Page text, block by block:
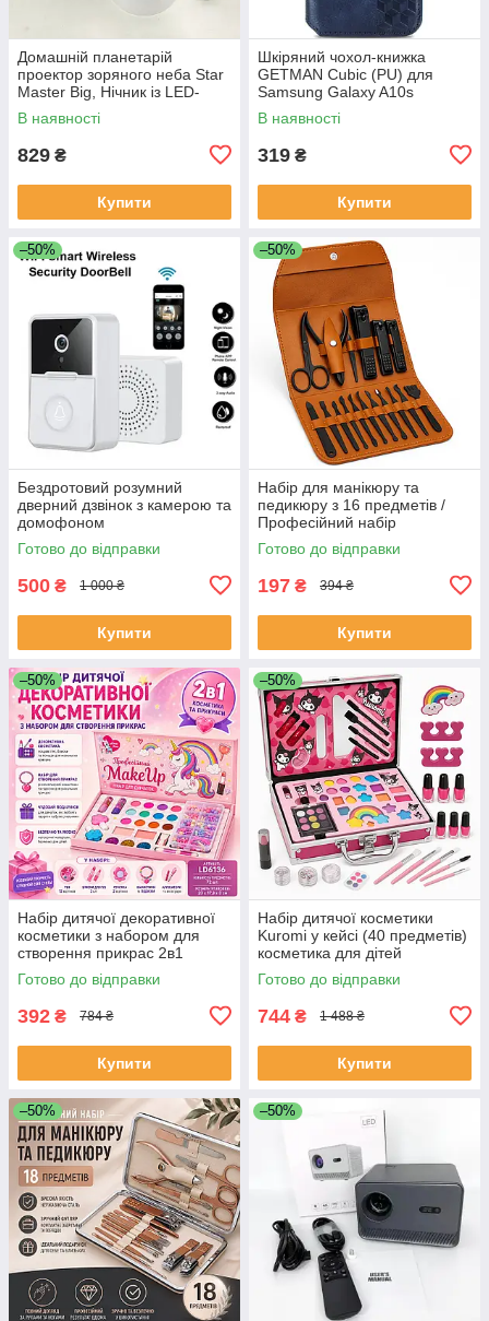
Домашній планетарій
проектор зоряного неба Star
Master Big, Нічник із LED-
підсвічуванням від USB QX-
45
В наявності
829 ₴
Купити
Шкіряний чохол-книжка
GETMAN Cubic (PU) для
Samsung Galaxy A10s
В наявності
319 ₴
Купити
–50%
Бездротовий розумний
дверний дзвінок з камерою та
домофоном
водонепроникний DF-37
Готово до відправки
500 ₴ 1 000 ₴
Купити
–50%
Набір для манікюру та
педикюру з 16 предметів /
Професійний набір
інструментів 16 в 1 з
нержавіючої сталі у футлярі
Готово до відправки
197 ₴ 394 ₴
Купити
–50%
Набір дитячої декоративної
косметики з набором для
створення прикрас 2в1
MakeUp Набір для дівчаток
BC-25
Готово до відправки
392 ₴ 784 ₴
Купити
–50%
Набір дитячої косметики
Kuromi у кейсі (40 предметів)
косметика для дітей
косметика дитяча YF-93
Готово до відправки
744 ₴ 1 488 ₴
Купити
–50% –50%